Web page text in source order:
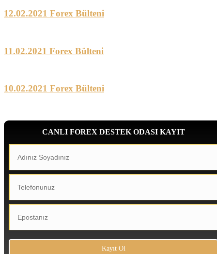
12.02.2021 Forex Bülteni
11.02.2021 Forex Bülteni
10.02.2021 Forex Bülteni
CANLI FOREX DESTEK ODASI KAYIT